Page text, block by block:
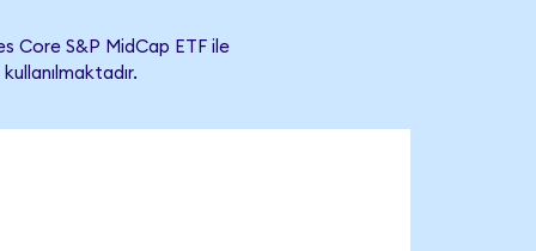
Core S&P MidCap ETF ile